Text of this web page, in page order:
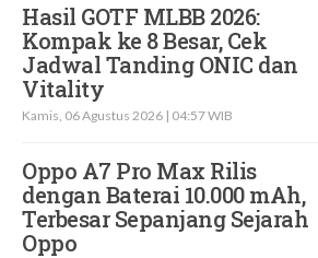
Hasil GOTF MLBB 2026:
Kompak ke 8 Besar, Cek
Jadwal Tanding ONIC dan
Vitality
Kamis, 06 Agustus 2026 | 04:57 WIB
Oppo A7 Pro Max Rilis
dengan Baterai 10.000 mAh,
Terbesar Sepanjang Sejarah
Oppo